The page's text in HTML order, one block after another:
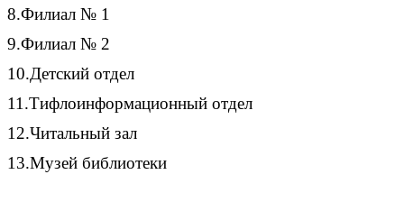
8.Филиал № 1
9.Филиал № 2
10.Детский отдел
11.Тифлоинформационный отдел
12.Читальный зал
13.Музей библиотеки